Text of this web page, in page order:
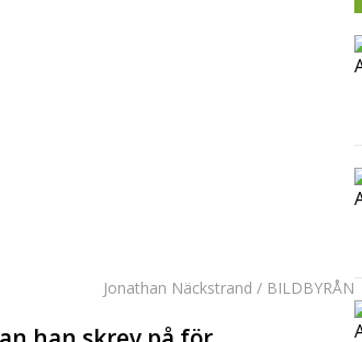
Jonathan Näckstrand / BILDBYRÅN